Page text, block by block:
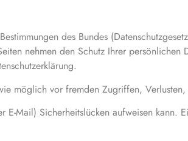
des Bundes
nehmen den Schutz Ihrer
möglich vor fremden Zugriffen,
Mail) Sicherheitslücken aufweisen